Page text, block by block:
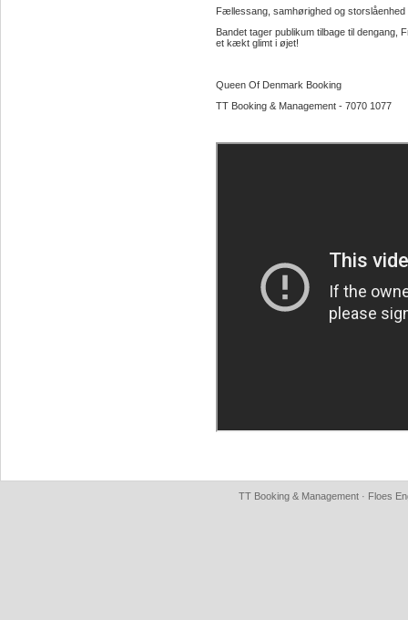
Fællessang, samhørighed og storslåenhed
Bandet tager publikum tilbage til dengang,
et kækt glimt i øjet!
Queen Of Denmark Booking
TT Booking & Management - 7070 1077
TT Booking & Management · Floes